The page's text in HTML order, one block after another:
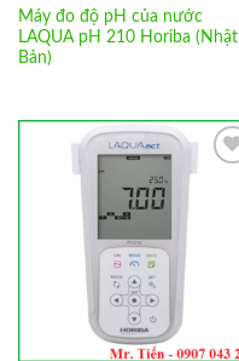
Máy đo độ pH của nước
LAQUA pH 210 Horiba (Nhật
Bản)